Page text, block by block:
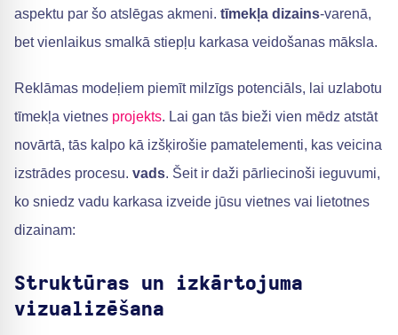
aspektu par šo atslēgas akmeni. tīmekļa dizains-varenā,
bet vienlaikus smalkā stiepļu karkasa veidošanas māksla.
Reklāmas modeļiem piemīt milzīgs potenciāls, lai uzlabotu
tīmekļa vietnes projekts. Lai gan tās bieži vien mēdz atstāt
novārtā, tās kalpo kā izšķirošie pamatelementi, kas veicina
izstrādes procesu. vads. Šeit ir daži pārliecinoši ieguvumi,
ko sniedz vadu karkasa izveide jūsu vietnes vai lietotnes
dizainam:
Struktūras un izkārtojuma
vizualizēšana